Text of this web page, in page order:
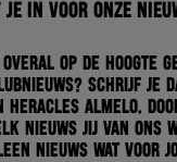
in voor onze
op de hoogte
Schrijf je
Heracles Almelo.
nieuws jij van ons
nieuws wat voor